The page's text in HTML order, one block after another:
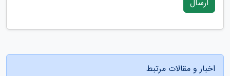
ارسال
اخبار و مقالات مرتبط